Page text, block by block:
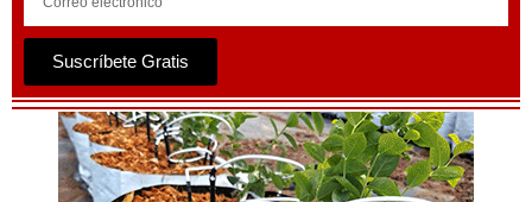
Suscríbete Gratis